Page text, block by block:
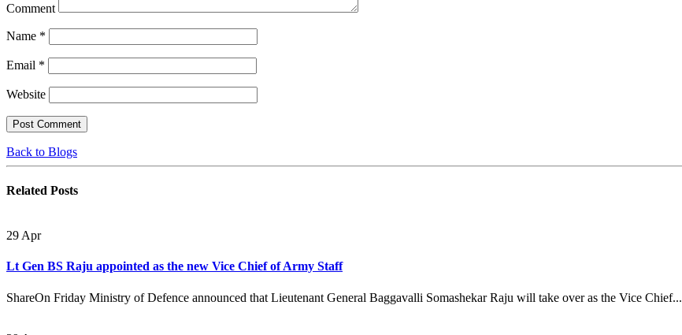
Comment
Name *
Email *
Website
Back to Blogs
Related Posts
29 Apr
Lt Gen BS Raju appointed as the new Vice Chief of Army Staff
ShareOn Friday Ministry of Defence announced that Lieutenant General Baggavalli Somashekar Raju will take over as the Vice Chief...